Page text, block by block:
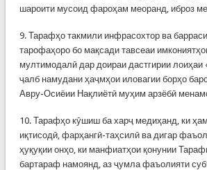
шароити мусоид фароҳам меоранд, иброз
9. Тарафҳо такмили инфрасохтор ва
тарофаҳоро бо мақсади тавсеаи
мултимодалӣ дар доираи дастгирии
ҷалб намудани ҳаҷмҳои иловагии борҳо
Авру-Осиёии Нақлиётӣ муҳим арзёбӣ
10. Тарафҳо кӯшиш ба харҷ медиҳанд, ки
иқтисодӣ, фарҳангӣ-таҳсилӣ ва дигар
ҳуқуқии онҳо, ки манфиатҳои қонунии
бартараф намоянд, аз ҷумла фаъолияти